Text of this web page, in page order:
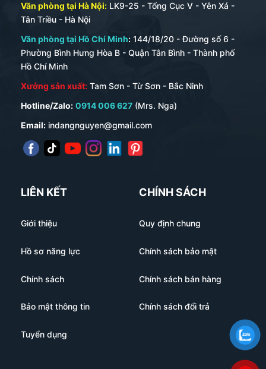
Văn phòng tại Hà Nội: LK9-25 - Tổng Cục V - Yên Xá -
Tân Triều - Hà Nội
Văn phòng tại Hồ Chí Minh: 144/18/20 - Đường số 6 -
Phường Bình Hưng Hòa B - Quận Tân Bình - Thành phố
Hồ Chí Minh
Xưởng sản xuất: Tam Sơn - Từ Sơn - Bắc Ninh
Hotline/Zalo: 0914 006 627 (Mrs. Nga)
Email: indangnguyen@gmail.com
LIÊN KẾT
Giới thiệu
Hồ sơ năng lực
Chính sách
Bảo mật thông tin
Tuyển dụng
CHÍNH SÁCH
Quy định chung
Chính sách bảo mật
Chính sách bán hàng
Chính sách đổi trả